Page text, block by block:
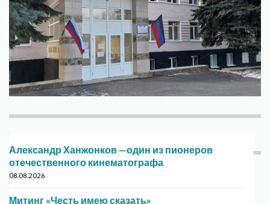
Александр Ханжонков —один из пионеров
отечественного кинематографа
08.08.2026
Митинг «Честь имею сказать»